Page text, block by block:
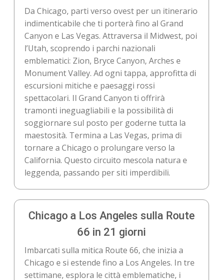
Da Chicago, parti verso ovest per un itinerario
indimenticabile che ti porterà fino al Grand
Canyon e Las Vegas. Attraversa il Midwest, poi
l’Utah, scoprendo i parchi nazionali
emblematici: Zion, Bryce Canyon, Arches e
Monument Valley. Ad ogni tappa, approfitta di
escursioni mitiche e paesaggi rossi
spettacolari. Il Grand Canyon ti offrirà
tramonti ineguagliabili e la possibilità di
soggiornare sul posto per goderne tutta la
maestosità. Termina a Las Vegas, prima di
tornare a Chicago o prolungare verso la
California. Questo circuito mescola natura e
leggenda, passando per siti imperdibili.
Chicago a Los Angeles sulla Route
66 in 21 giorni
Imbarcati sulla mitica Route 66, che inizia a
Chicago e si estende fino a Los Angeles. In tre
settimane, esplora le città emblematiche, i